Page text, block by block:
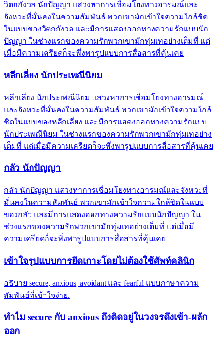
วิตกกังวล นักปัญญา แสวงหาการเชื่อมโยงทางอารมณ์และ
จังหวะที่มั่นคงในความสัมพันธ์ พวกเขามักเข้าใจความใกล้ชิด
ในแบบของวิตกกังวล และมีการแสดงออกทางความรักแบบนัก
ปัญญา ในช่วงแรกของความรักพวกเขามักทุ่มเทอย่างเต็มที่ แต่
เมื่อมีความเครียดก็จะพึ่งพารูปแบบการสื่อสารที่คุ้นเคย
หลีกเลี่ยง นักประเพณีนิยม
หลีกเลี่ยง นักประเพณีนิยม แสวงหาการเชื่อมโยงทางอารมณ์
และจังหวะที่มั่นคงในความสัมพันธ์ พวกเขามักเข้าใจความใกล้
ชิดในแบบของหลีกเลี่ยง และมีการแสดงออกทางความรักแบบ
นักประเพณีนิยม ในช่วงแรกของความรักพวกเขามักทุ่มเทอย่าง
เต็มที่ แต่เมื่อมีความเครียดก็จะพึ่งพารูปแบบการสื่อสารที่คุ้นเคย
กลัว นักปัญญา
กลัว นักปัญญา แสวงหาการเชื่อมโยงทางอารมณ์และจังหวะที่
มั่นคงในความสัมพันธ์ พวกเขามักเข้าใจความใกล้ชิดในแบบ
ของกลัว และมีการแสดงออกทางความรักแบบนักปัญญา ใน
ช่วงแรกของความรักพวกเขามักทุ่มเทอย่างเต็มที่ แต่เมื่อมี
ความเครียดก็จะพึ่งพารูปแบบการสื่อสารที่คุ้นเคย
เข้าใจรูปแบบการยึดเกาะโดยไม่ต้องใช้ศัพท์คลินิก
อธิบาย secure, anxious, avoidant และ fearful แบบภาษาความ
สัมพันธ์ที่เข้าใจง่าย.
ทำไม secure กับ anxious ถึงติดอยู่ในวงจรดึงเข้า-ผลัก
ออก